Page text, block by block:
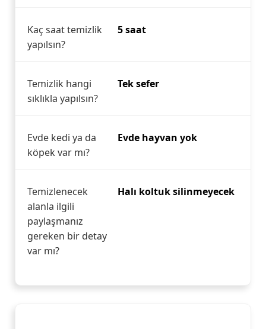
Kaç saat temizlik
yapılsın?
5 saat
Temizlik hangi
sıklıkla yapılsın?
Tek sefer
Evde kedi ya da
köpek var mı?
Evde hayvan yok
Temizlenecek
alanla ilgili
paylaşmanız
gereken bir detay
var mı?
Halı koltuk silinmeyecek